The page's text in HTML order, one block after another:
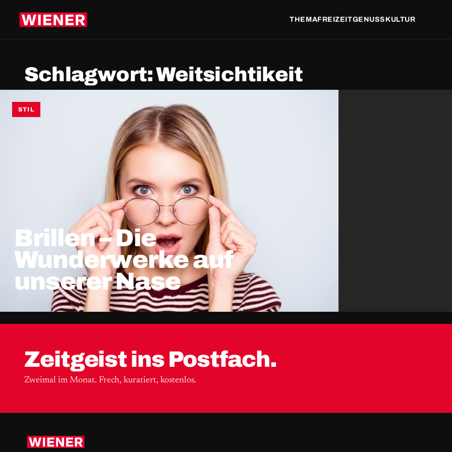
THEMAFREIZEITGENUSS KULTUR
Schlagwort:Weitsichtikeit
STIL
Brillen – Die
Wunderwerke auf
unserer Nase
Zeitgeist ins Postfach.
Zweimal im Monat. Frech, kuratiert, kostenlos.